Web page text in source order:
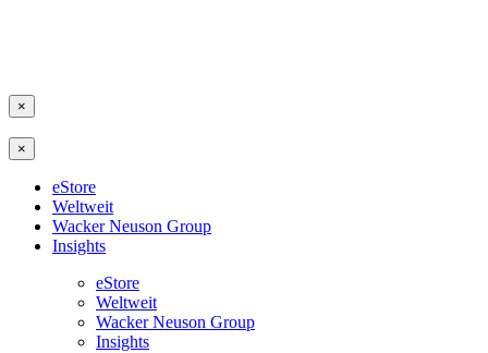
×
×
eStore
Weltweit
Wacker Neuson Group
Insights
eStore
Weltweit
Wacker Neuson Group
Insights